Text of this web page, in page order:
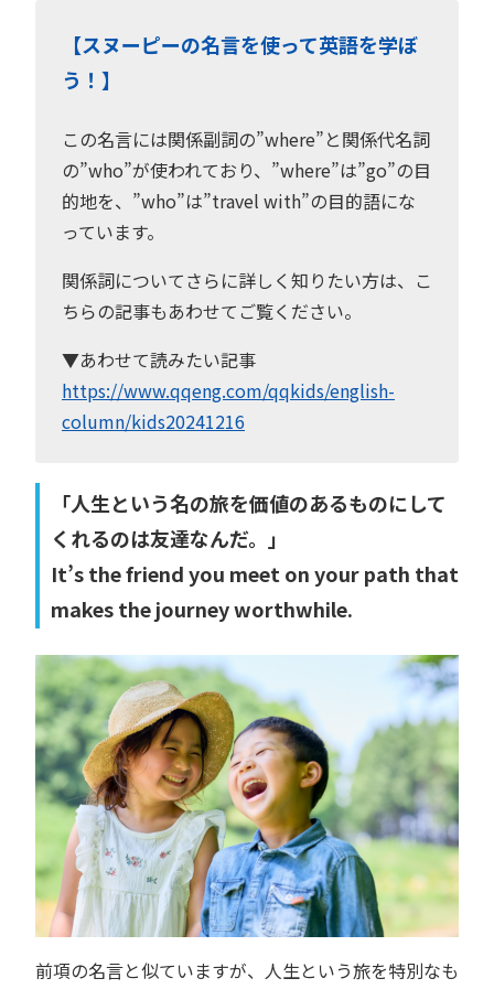
【スヌーピーの名言を使って英語を学ぼ
う！】
この名言には関係副詞の”where”と関係代名詞
の”who”が使われており、”where”は”go”の目
的地を、”who”は”travel with”の目的語にな
っています。
関係詞についてさらに詳しく知りたい方は、こ
ちらの記事もあわせてご覧ください。
▼あわせて読みたい記事
https://www.qqeng.com/qqkids/english-
column/kids20241216
「人生という名の旅を価値のあるものにして
くれるのは友達なんだ。」
It’s the friend you meet on your path that
makes the journey worthwhile.
前項の名言と似ていますが、人生という旅を特別なも